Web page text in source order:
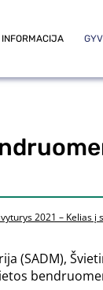
2021 – Kelias į
(SADM),